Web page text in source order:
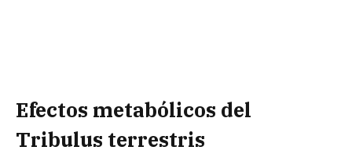
Efectos metabólicos del
Tribulus terrestris